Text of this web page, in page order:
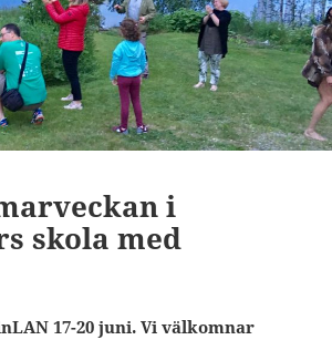
i
skola med
17-20 juni. Vi välkomnar